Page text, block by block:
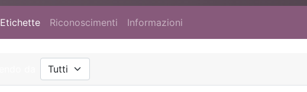
Etichette Riconoscimenti Informazioni